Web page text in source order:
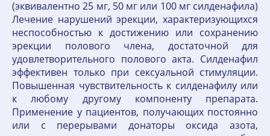
(эквивалентно 25 мг, 50 мг или 100 мг силденафила)
Лечение нарушений эрекции, характеризующихся
неспособностью к достижению или сохранению
эрекции полового члена, достаточной для
удовлетворительного полового акта. Силденафил
эффективен только при сексуальной стимуляции.
Повышенная чувствительность к силденафилу или
к любому другому компоненту препарата.
Применение у пациентов, получающих постоянно
или с перерывами донаторы оксида азота,